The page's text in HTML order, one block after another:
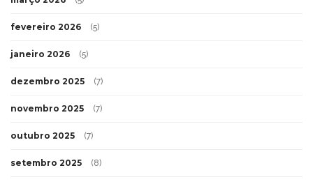
fevereiro 2026 (5)
janeiro 2026 (5)
dezembro 2025 (7)
novembro 2025 (7)
outubro 2025 (7)
setembro 2025 (8)